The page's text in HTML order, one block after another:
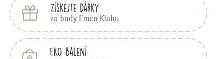
Získejte dárky
za body Emco Klubu
EKO balení